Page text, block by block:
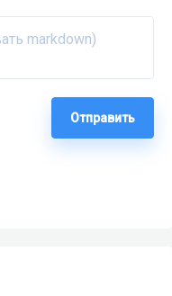
Отправить